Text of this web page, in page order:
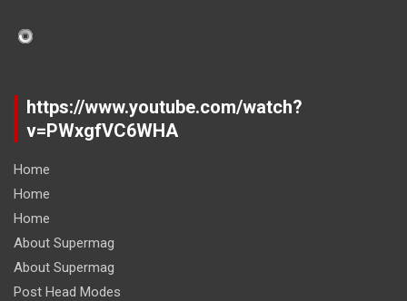
https://www.youtube.com/watch?
v=PWxgfVC6WHA
Home
Home
Home
About Supermag
About Supermag
Post Head Modes